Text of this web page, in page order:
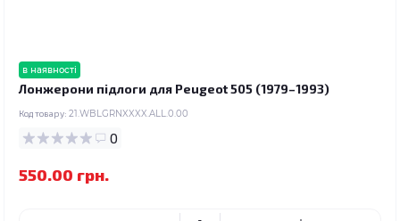
в наявності
Лонжерони підлоги для Peugeot 505 (1979–1993)
Код товару: 21.WBLGRNXXXX.ALL.0.00
0
550.00 грн.